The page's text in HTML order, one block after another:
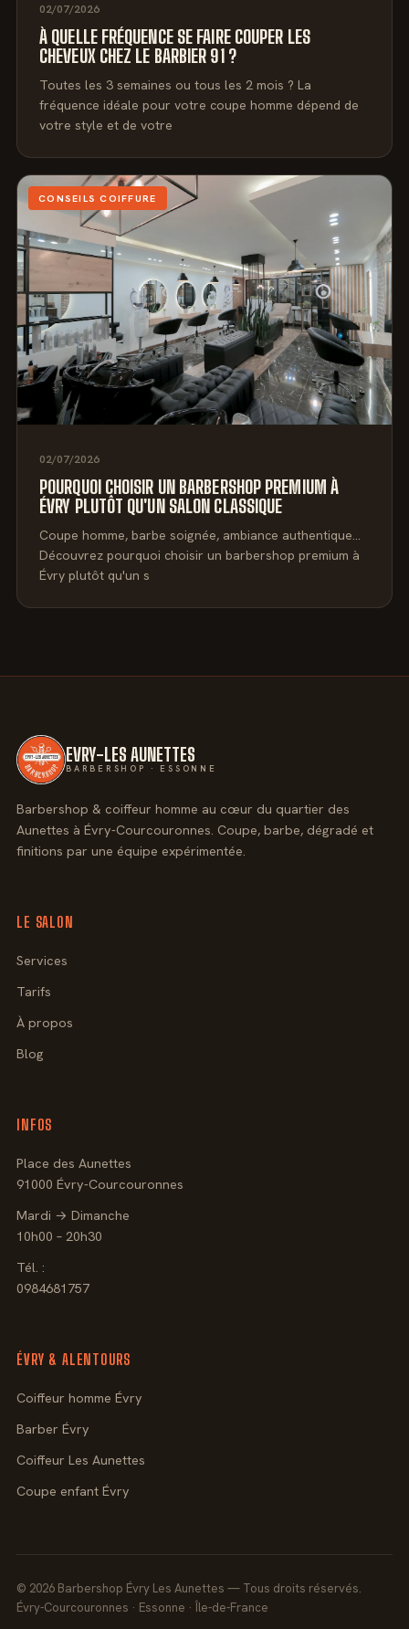
02/07/2026
À QUELLE FRÉQUENCE SE FAIRE COUPER LES
CHEVEUX CHEZ LE BARBIER 91 ?
Toutes les 3 semaines ou tous les 2 mois ? La
fréquence idéale pour votre coupe homme dépend de
votre style et de votre
CONSEILS COIFFURE
02/07/2026
POURQUOI CHOISIR UN BARBERSHOP PREMIUM À
ÉVRY PLUTÔT QU'UN SALON CLASSIQUE
Coupe homme, barbe soignée, ambiance authentique…
Découvrez pourquoi choisir un barbershop premium à
Évry plutôt qu'un s
EVRY-LES AUNETTES
BARBERSHOP · ESSONNE
Barbershop & coiffeur homme au cœur du quartier des
Aunettes à Évry-Courcouronnes. Coupe, barbe, dégradé et
finitions par une équipe expérimentée.
LE SALON
Services
Tarifs
À propos
Blog
INFOS
Place des Aunettes
91000 Évry-Courcouronnes
Mardi → Dimanche
10h00 – 20h30
Tél. :
0984681757
ÉVRY & ALENTOURS
Coiffeur homme Évry
Barber Évry
Coiffeur Les Aunettes
Coupe enfant Évry
© 2026 Barbershop Évry Les Aunettes — Tous droits réservés.
Évry-Courcouronnes · Essonne · Île-de-France